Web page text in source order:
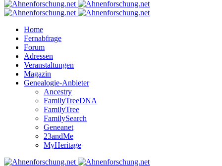
Home
Fernabfrage
Forum
Adressen
Veranstaltungen
Magazin
Genealogie-Anbieter
Ancestry
FamilyTreeDNA
FamilyTree
FamilySearch
Geneanet
23andMe
MyHeritage